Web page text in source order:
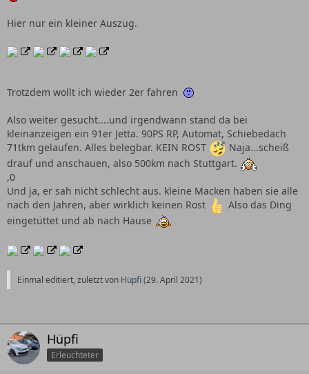
Hier nur ein kleiner Auszug.
Trotzdem wollt ich wieder 2er fahren
Also weiter gesucht....und irgendwann stand da bei
kleinanzeigen ein 91er Jetta. 90PS RP, Automat, Schiebedach
71tkm gelaufen. Alles belegbar. KEIN ROST
Naja...scheiß
drauf und anschauen, also 500km nach Stuttgart.
,0
Und ja, er sah nicht schlecht aus. kleine Macken haben sie alle
nach den Jahren, aber wirklich keinen Rost
Also das Ding
eingetüttet und ab nach Hause
Einmal editiert, zuletzt von Hüpfi(29. April 2021)
Hüpfi
Erleuchteter